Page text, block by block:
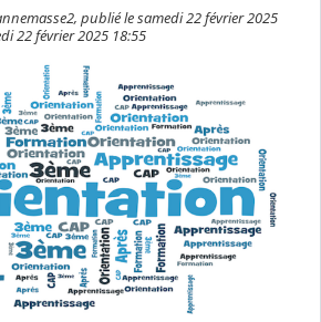
publié le samedi 22 février 2025
22 février 2025 18:55